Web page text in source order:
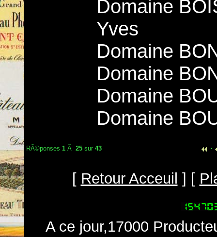
Domaine
Yves
Domaine
Domaine
Domaine
Domaine
RÃ©ponses 1 Ã 25 sur 43 ·
[ Retour Acceuil ] [
A ce jour,17000